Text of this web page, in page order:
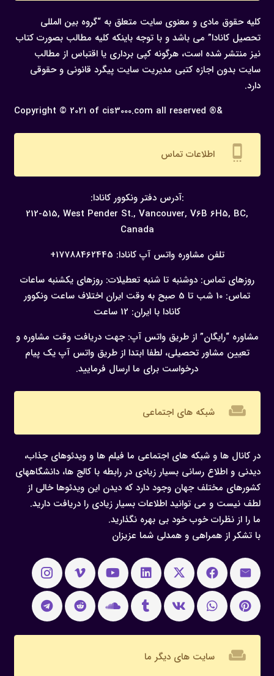
کلیه حقوق مادی و معنوی سایت متعلق به “گروه بین المللی
تحصیل کانادا” می باشد و با توجه باینکه کلیه مطالب بصورت کتاب
نیز منتشر شده است، هرگونه كپی برداری یا اقتباس از مطالب
سایت بدون اجازه كتبی مدیریت سایت پیگرد قانونی و حقوقی
دارد.
Copyright © 2021 of cis3000.com all reserved ®&
settings_cell اطلاعات تماس
:آدرس دفتر ونکوور کانادا:
212-515, West Pender St., Vancouver, V6B 6H5, BC,
Canada
تلفن مشاوره واتس آپ کانادا: 17788462445+
روزهای تماس: دوشنبه تا شنبه تعطیلات: روزهای یکشنبه ساعات
تماس: 10 شب تا 5 صبح به وقت ایران
اختلاف ساعت ونکوور
کانادا با ایران: 12 ساعت
مشاوره “رایگان” از طریق واتس آپ: جهت دریافت وقت مشاوره و
تعیین مشاور تحصیلی، لطفا ابتدا از طریق واتس آپ یک پیام
درخواست برای ما ارسال فرمایید.
weekend شبکه های اجتماعی
در کانال ها و شبکه های اجتماعی ما فیلم ها و ویدئوهای جذاب،
دیدنی و اطلاع رسانی بسیار زیادی در رابطه با کالج ها، دانشگاههای
کشورهای مختلف جهان وجود دارد که دیدن این ویدئوها خالی از
لطف نیست و می توانید اطلاعات بسیار زیادی را دریافت دارید.
ما را از نظرات خوب خود بی بهره نگذارید.
با تشکر از همراهی و همدلی شما عزیزان
weekend سایت های دیگر ما